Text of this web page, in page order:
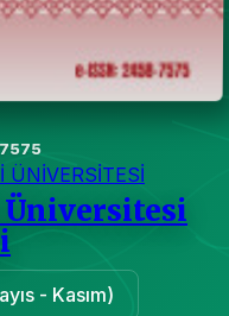
ÜNİVERSİTESİ
Üniversitesi
- Kasım)